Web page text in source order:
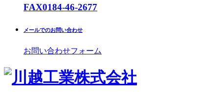
FAX0184-46-2677
メールでのお問い合わせ
お問い合わせフォーム